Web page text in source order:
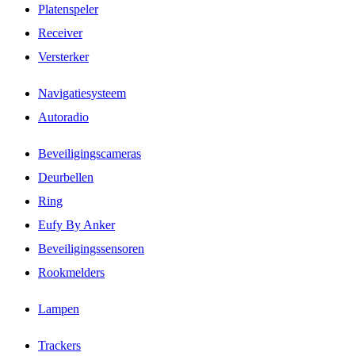
Platenspeler
Receiver
Versterker
Navigatiesysteem
Autoradio
Beveiligingscameras
Deurbellen
Ring
Eufy By Anker
Beveiligingssensoren
Rookmelders
Lampen
Trackers